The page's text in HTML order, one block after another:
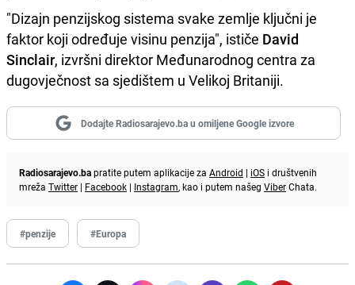
"Dizajn penzijskog sistema svake zemlje ključni je
faktor koji određuje visinu penzija", ističe David
Sinclair, izvršni direktor Međunarodnog centra za
dugovječnost sa sjedištem u Velikoj Britaniji.
Dodajte Radiosarajevo.ba u omiljene Google izvore
Radiosarajevo.bapratite putem aplikacije za Android | iOS i društvenih
mreža Twitter | Facebook | Instagram, kao i putem našeg ViberChata.
#penzije #Europa